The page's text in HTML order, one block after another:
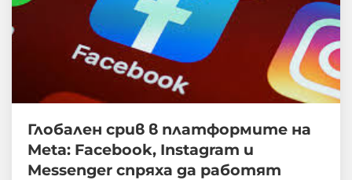
Глобален срив в платформите на
Meta: Facebook, Instagram и
Messenger спряха да работят